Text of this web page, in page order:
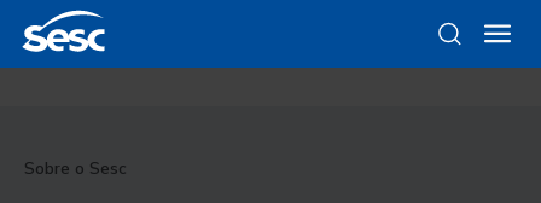
Sobre o Sesc